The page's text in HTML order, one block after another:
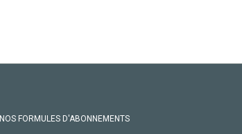
NOS FORMULES D'ABONNEMENTS